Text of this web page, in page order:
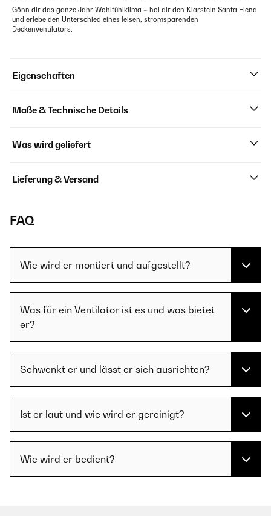
Gönn dir das ganze Jahr Wohlfühlklima – hol dir den Klarstein Santa Elena
und erlebe den Unterschied eines leisen, stromsparenden
Deckenventilators.
Eigenschaften
Maße & Technische Details
Was wird geliefert
Lieferung & Versand
FAQ
Wie wird er montiert und aufgestellt?
Was für ein Ventilator ist es und was bietet
er?
Schwenkt er und lässt er sich ausrichten?
Ist er laut und wie wird er gereinigt?
Wie wird er bedient?